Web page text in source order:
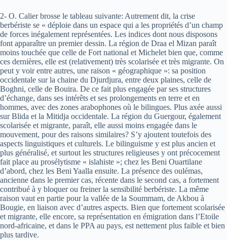
2- O. Calier brosse le tableau suivante: Autrement dit, la crise
berbériste se « déploie dans un espace qui a les propriétés d’un champ
de forces inégalement représentées. Les indices dont nous disposons
font apparaître un premier dessin. La région de Draa el Mizan paraît
moins touchée que celle de Fort national et Michelet bien que, comme
ces dernières, elle est (relativement) très scolarisée et très migrante. On
peut y voir entre autres, une raison « géographique »: sa position
occidentale sur la chaine du Djurdjura, entre deux plaines, celle de
Boghni, celle de Bouira. De ce fait plus engagée par ses structures
d’échange, dans ses intérêts et ses prolongements en terre et en
hommes, avec des zones arabophones où le bilingues. Plus axée aussi
sur Blida et la Mitidja occidentale. La région du Guergour, également
scolarisée et migrante, paraît, elle aussi moins engagée dans le
mouvement, pour des raisons similaires? S’y ajoutent toutefois des
aspects linguistiques et culturels. Le bilinguisme y est plus ancien et
plus généralisé, et surtout les structures religieuses y ont précocement
fait place au prosélytisme « islahiste »; chez les Beni Ouartilane
d’abord, chez les Beni Yaalla ensuite. La présence des oulémas,
ancienne dans le premier cas, récente dans le second cas, a fortement
contribué à y bloquer ou freiner la sensibilité berbériste. La même
raison vaut en partie pour la vallée de la Soummam, de Akbou à
Bougie, en liaison avec d’autres aspects. Bien que fortement scolarisée
et migrante, elle encore, sa représentation en émigration dans l’Etoile
nord-africaine, et dans le PPA au pays, est nettement plus faible et bien
plus tardive.